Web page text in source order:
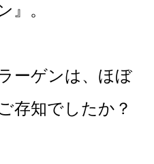
』。
ーゲンは、ほぼ
存知でしたか？